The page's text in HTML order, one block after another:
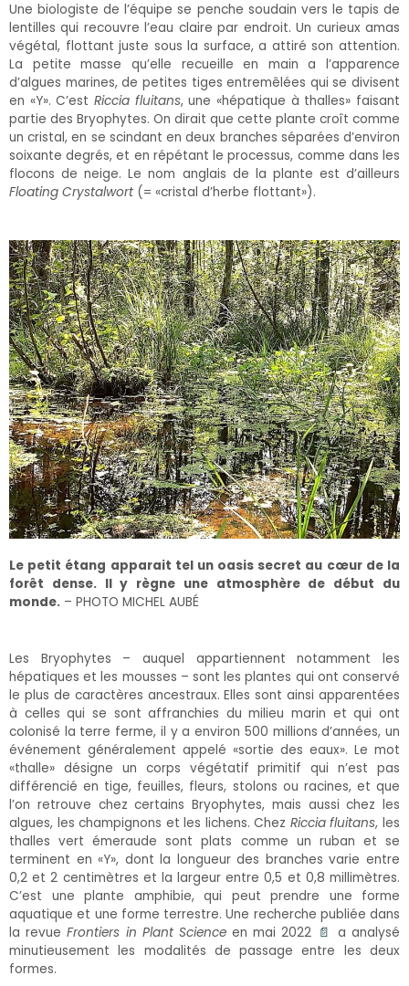
Une biologiste de l’équipe se penche soudain vers le tapis de
lentilles qui recouvre l’eau claire par endroit. Un curieux amas
végétal, flottant juste sous la surface, a attiré son attention.
La petite masse qu’elle recueille en main a l’apparence
d’algues marines, de petites tiges entremêlées qui se divisent
en «Y». C’est Riccia fluitans, une «hépatique à thalles» faisant
partie des Bryophytes. On dirait que cette plante croît comme
un cristal, en se scindant en deux branches séparées d’environ
soixante degrés, et en répétant le processus, comme dans les
flocons de neige. Le nom anglais de la plante est d’ailleurs
Floating Crystalwort (= «cristal d’herbe flottant»).
Le petit étang apparait tel un oasis secret au cœur de la
forêt dense. Il y règne une atmosphère de début du
monde. – PHOTO MICHEL AUBÉ
Les Bryophytes – auquel appartiennent notamment les
hépatiques et les mousses – sont les plantes qui ont conservé
le plus de caractères ancestraux. Elles sont ainsi apparentées
à celles qui se sont affranchies du milieu marin et qui ont
colonisé la terre ferme, il y a environ 500 millions d’années, un
événement généralement appelé «sortie des eaux». Le mot
«thalle» désigne un corps végétatif primitif qui n’est pas
différencié en tige, feuilles, fleurs, stolons ou racines, et que
l’on retrouve chez certains Bryophytes, mais aussi chez les
algues, les champignons et les lichens. Chez Riccia fluitans, les
thalles vert émeraude sont plats comme un ruban et se
terminent en «Y», dont la longueur des branches varie entre
0,2 et 2 centimètres et la largeur entre 0,5 et 0,8 millimètres.
C’est une plante amphibie, qui peut prendre une forme
aquatique et une forme terrestre. Une recherche publiée dans
la revueFrontiers in Plant Scienceen mai 2022 📄 a analysé
minutieusement les modalités de passage entre les deux
formes.